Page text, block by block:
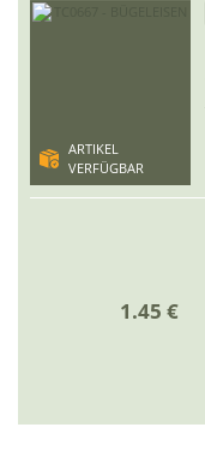
ARTIKEL
VERFÜGBAR
1.45 €